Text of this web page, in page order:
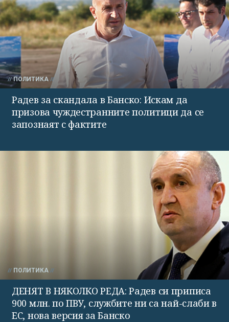
ПОЛИТИКА
Радев за скандала в Банско: Искам да
призова чуждестранните политици да се
запознаят с фактите
ПОЛИТИКА
ДЕНЯТ В НЯКОЛКО РЕДА: Радев си приписа
900 млн. по ПВУ, службите ни са най-слаби в
ЕС, нова версия за Банско